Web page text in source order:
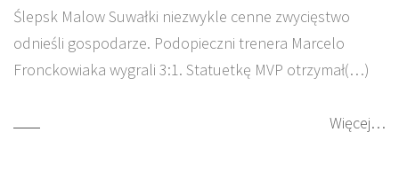
Ślepsk Malow Suwałki niezwykle cenne zwycięstwo
odnieśli gospodarze. Podopieczni trenera Marcelo
Fronckowiaka wygrali 3:1. Statuetkę MVP otrzymał(…)
Więcej…